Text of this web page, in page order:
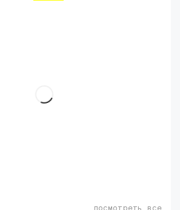
посмотреть все